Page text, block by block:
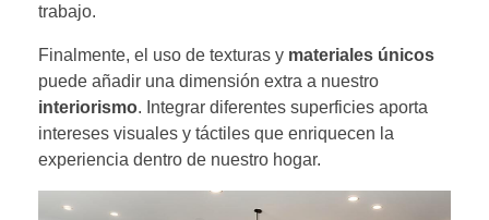
trabajo.
Finalmente, el uso de texturas y materiales únicos
puede añadir una dimensión extra a nuestro
interiorismo. Integrar diferentes superficies aporta
intereses visuales y táctiles que enriquecen la
experiencia dentro de nuestro hogar.